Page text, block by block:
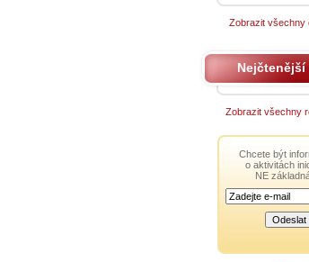
Zobrazit všechny
Nejčtenější
Zobrazit všechny
Chcete být
o aktivitách
NE